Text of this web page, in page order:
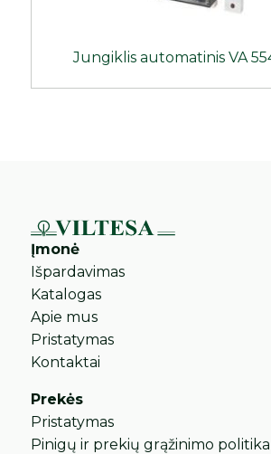
Jungiklis automatinis VA
Įmonė
Išpardavimas
Katalogas
Apie mus
Pristatymas
Kontaktai
Prekės
Pristatymas
Pinigų ir prekių grąžinimo politika